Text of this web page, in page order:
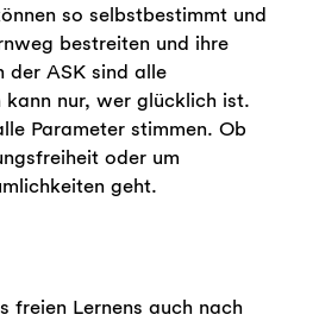
so selbstbestimmt und
bestreiten und ihre
der ASK sind alle
kann nur, wer glücklich ist.
Parameter stimmen. Ob
oder um
geht.
freien Lernens auch nach